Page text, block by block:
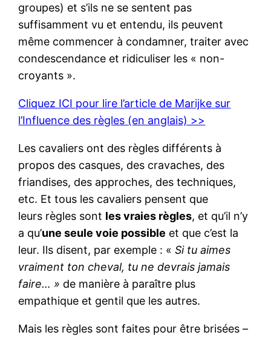
groupes) et s’ils ne se sentent pas
suffisamment vu et entendu, ils peuvent
même commencer à condamner, traiter avec
condescendance et ridiculiser les « non-
croyants ».
Cliquez ICI pour lire l’article de Marijke sur
l’Influence des règles (en anglais) >>
Les cavaliers ont des règles différents à
propos des casques, des cravaches, des
friandises, des approches, des techniques,
etc. Et tous les cavaliers pensent que
leurs règles sont les vraies règles, et qu’il n’y
a qu’une seule voie possible et que c’est la
leur. Ils disent, par exemple : «Si tu aimes
vraiment ton cheval, tu ne devrais jamais
faire… » de manière à paraître plus
empathique et gentil que les autres.
Mais les règles sont faites pour être brisées –